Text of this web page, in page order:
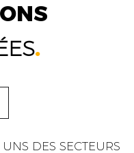
.
DES SECTEURS